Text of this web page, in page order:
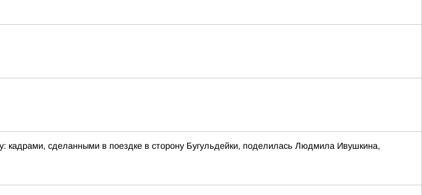
кадрами, сделанными в поездке в сторону Бугульдейки, поделилась Людмила Ивушкина,